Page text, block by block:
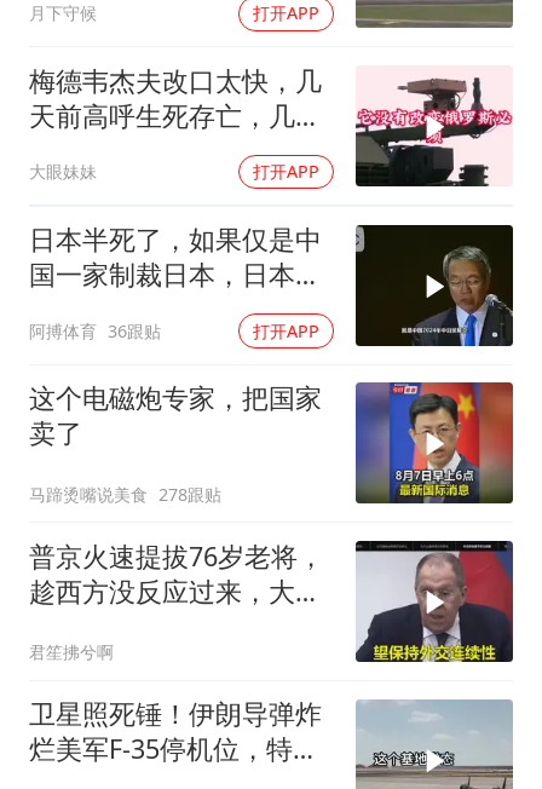
月下守候 打开APP
梅德韦杰夫改口太快，几
天前高呼生死存亡，几天
大眼妹妹 打开APP
日本半死了，如果仅是中
国一家制裁日本，日本可
阿搏体育 36跟贴 打开APP
这个电磁炮专家，把国家
卖了
马蹄烫嘴说美食 278跟贴
普京火速提拔76岁老将，
趁西方没反应过来，大鹅
君笙拂兮啊
卫星照死锤！伊朗导弹炸
烂美军F-35停机位，特朗